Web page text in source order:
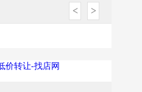
< >
价转让-找店网